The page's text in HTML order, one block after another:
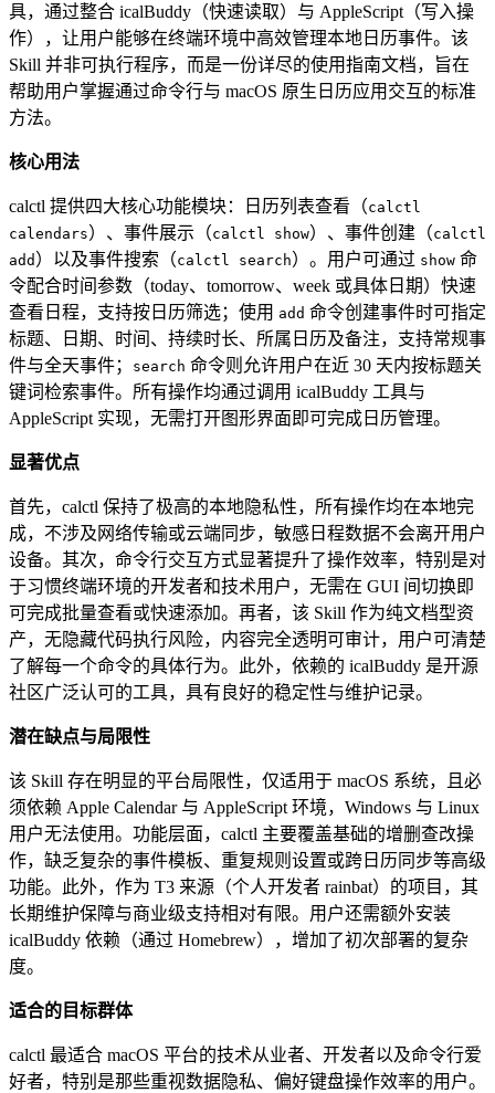
具，通过整合 icalBuddy（快速读取）与 AppleScript（写入操
作），让用户能够在终端环境中高效管理本地日历事件。该
Skill 并非可执行程序，而是一份详尽的使用指南文档，旨在
帮助用户掌握通过命令行与 macOS 原生日历应用交互的标准
方法。
核心用法
calctl 提供四大核心功能模块：日历列表查看（calctl
calendars）、事件展示（calctl show）、事件创建（calctl
add ）以及事件搜索（calctl search）。用户可通过 show 命
令配合时间参数（today、tomorrow、week 或具体日期）快速
查看日程，支持按日历筛选；使用 add 命令创建事件时可指定
标题、日期、时间、持续时长、所属日历及备注，支持常规事
件与全天事件；
search 命令则允许用户在近 30 天内按标题关
键词检索事件。所有操作均通过调用 icalBuddy 工具与
AppleScript 实现，无需打开图形界面即可完成日历管理。
显著优点
首先，calctl 保持了极高的本地隐私性，所有操作均在本地完
成，不涉及网络传输或云端同步，敏感日程数据不会离开用户
设备。其次，命令行交互方式显著提升了操作效率，特别是对
于习惯终端环境的开发者和技术用户，无需在 GUI 间切换即
可完成批量查看或快速添加。再者，该 Skill 作为纯文档型资
产，无隐藏代码执行风险，内容完全透明可审计，用户可清楚
了解每一个命令的具体行为。此外，依赖的 icalBuddy 是开源
社区广泛认可的工具，具有良好的稳定性与维护记录。
潜在缺点与局限性
该 Skill 存在明显的平台局限性，仅适用于 macOS 系统，且必
须依赖 Apple Calendar 与 AppleScript 环境，Windows 与 Linux
用户无法使用。功能层面，calctl 主要覆盖基础的增删查改操
作，缺乏复杂的事件模板、重复规则设置或跨日历同步等高级
功能。此外，作为 T3 来源（个人开发者 rainbat）的项目，其
长期维护保障与商业级支持相对有限。用户还需额外安装
icalBuddy 依赖（通过 Homebrew），增加了初次部署的复杂
度。
适合的目标群体
calctl 最适合 macOS 平台的技术从业者、开发者以及命令行爱
好者，特别是那些重视数据隐私、偏好键盘操作效率的用户。